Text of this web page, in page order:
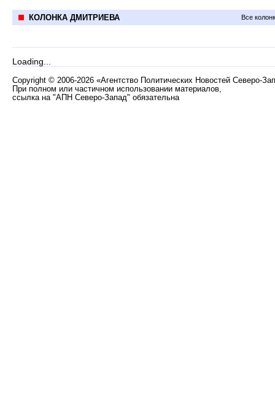
КОЛОНКА ДМИТРИЕВА Все
Loading...
Copyright © 2006-2026 «Агентство Политических Новостей Северо-
При полном или частичном использовании материалов,
ссылка на "АПН Северо-Запад" обязательна